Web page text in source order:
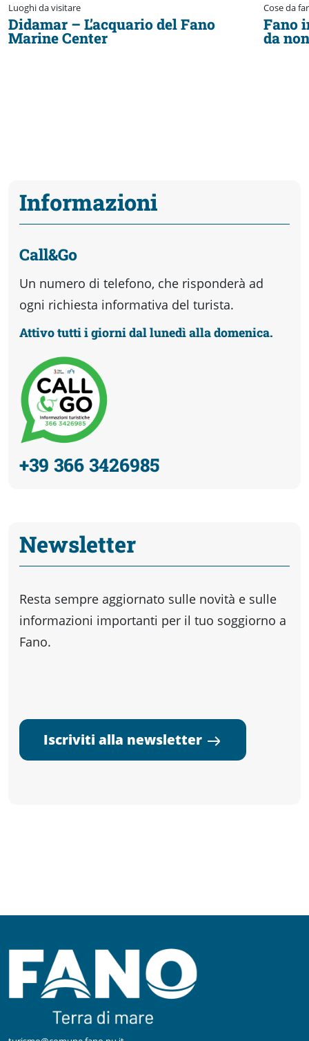
Luoghi da visitare
Didamar – L’acquario del Fano
Marine Center
Cose da
Fano
da
Informazioni
Call&Go
Un numero di telefono, che risponderà ad
ogni richiesta informativa del turista.
Attivo tutti i giorni dal lunedì alla domenica.
+39 366 3426985
Newsletter
Resta sempre aggiornato sulle novità e sulle
informazioni importanti per il tuo soggiorno a
Fano.
Iscriviti alla newsletter